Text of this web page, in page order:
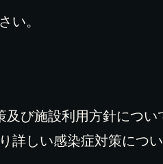
い。
及び施設利用方針につ
詳しい感染症対策につ